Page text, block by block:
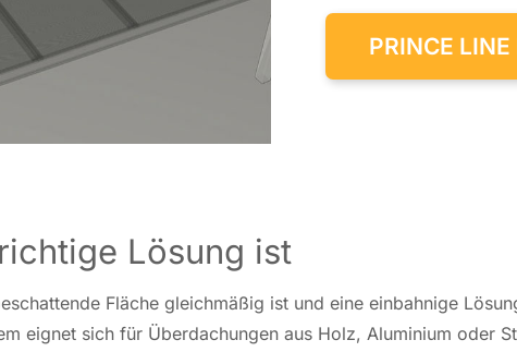
PRINCE
Lösung ist
Fläche gleich­mä­ßig ist und eine ein­bah­ni­ge
eignet sich für Über­da­chun­gen aus Holz, Alu­mi­ni­um oder